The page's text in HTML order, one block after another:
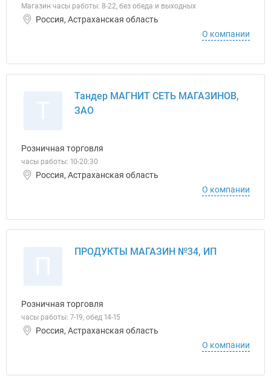
Магазин часы работы: 8-22, без обеда и выходных
Россия, Астраханская область
О компании
Тандер МАГНИТ СЕТЬ МАГАЗИНОВ,
ЗАО
Розничная торговля
часы работы: 10-20:30
Россия, Астраханская область
О компании
ПРОДУКТЫ МАГАЗИН №34, ИП
Розничная торговля
часы работы: 7-19, обед 14-15
Россия, Астраханская область
О компании